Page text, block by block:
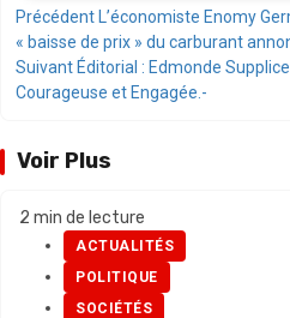
Navigation
d’article
Précédent L’économiste Enomy
« baisse de prix » du carburant
Suivant Éditorial : Edmonde
Courageuse et Engagée.-
Voir Plus
2 min de lecture
ACTUALITÉS
POLITIQUE
SOCIÉTÉS